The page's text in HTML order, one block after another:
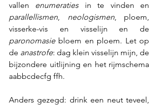
vallen enumeraties
parallellismen, neologismen, ploem,
paronomasie bloem en ploem. Let op
de anastrofe: dag klein visselijn mijn, de
bijzondere uitlijning en het rijmschema
aabbcdecfg ffh.
Anders gezegd: drink een neut teveel,